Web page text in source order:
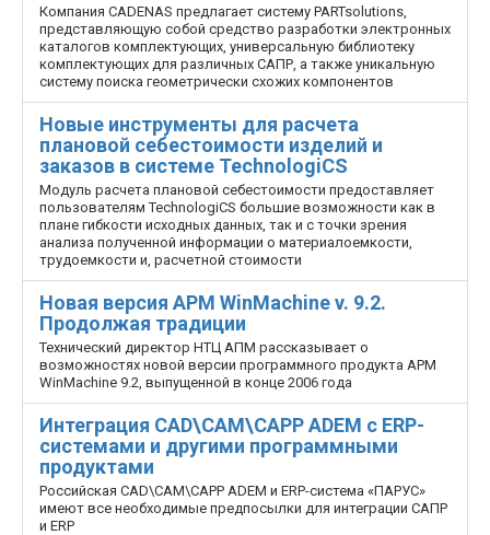
Компания CADENAS предлагает систему PARTsolutions,
представляющую собой средство разработки электронных
каталогов комплектующих, универсальную библиотеку
комплектующих для различных САПР, а также уникальную
систему поиска геометрически схожих компонентов
Новые инструменты для расчета
плановой себестоимости изделий и
заказов в системе TechnologiCS
Модуль расчета плановой себестоимости предоставляет
пользователям TechnologiCS большие возможности как в
плане гибкости исходных данных, так и с точки зрения
анализа полученной информации о материалоемкости,
трудоемкости и, расчетной стоимости
Новая версия APM WinMachine v. 9.2.
Продолжая традиции
Технический директор НТЦ АПМ рассказывает о
возможностях новой версии программного продукта APM
WinMachine 9.2, выпущенной в конце 2006 года
Интеграция CAD\CAM\CAPP ADEM с ERP-
системами и другими программными
продуктами
Российская CAD\CAM\CAPP ADEM и ERP-система «ПАРУС»
имеют все необходимые предпосылки для интеграции САПР
и ERP